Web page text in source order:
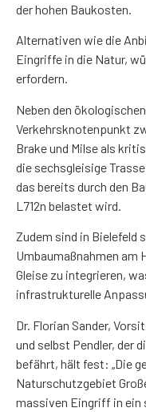
der hohen Baukosten.
Alternativen wie die
Eingriffe in die Natur,
erfordern.
Neben den
Verkehrsknotenpunkt
Brake und Milse als
die sechsgleisige
das bereits durch den
L712n belastet wird.
Zudem sind in Bielefeld
Umbaumaßnahmen am
Gleise zu integrieren,
infrastrukturelle
Dr. Florian Sander,
und selbst Pendler, der
befährt, hält fest: „Die
Naturschutzgebiet
massiven Eingriff in ein